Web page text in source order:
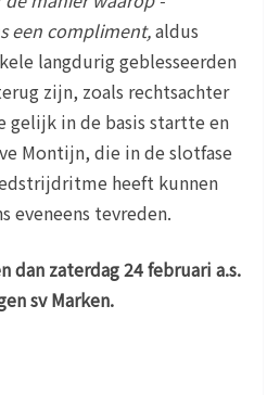
een compliment,aldus
langdurig geblesseerden
zijn, zoals rechtsachter
gelijk in de basis startte en
Montijn, die in de slotfase
heeft kunnen
eveneens tevreden.
dan zaterdag 24 februari a.s.
sv Marken.